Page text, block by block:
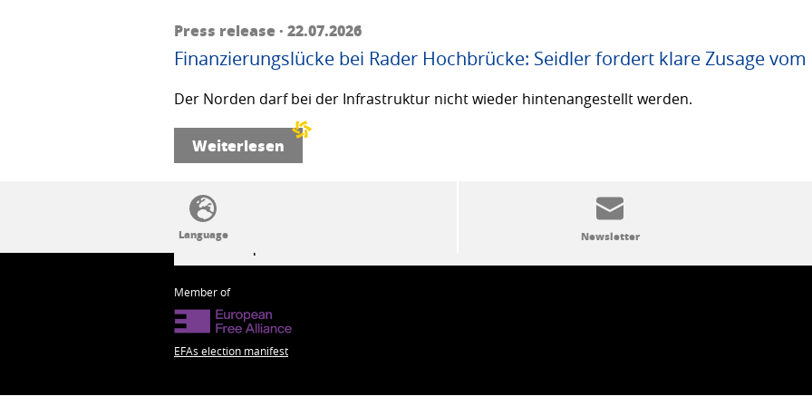
Press release · 22.07.2026
Finanzierungslücke bei Rader Hochbrücke: Seidler fordert klare Zusage
Der Norden darf bei der Infrastruktur nicht wieder hintenangestellt werden.
Weiterlesen
SSW politics from A to Z
Member of
EFAs election manifest